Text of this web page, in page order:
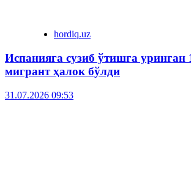
hordiq.uz
Испанияга сузиб ўтишга уринган
мигрант ҳалок бўлди
31.07.2026 09:53